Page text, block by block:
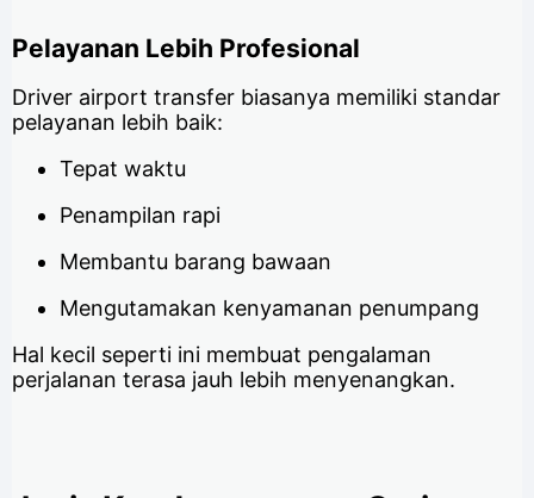
Pelayanan Lebih Profesional
Driver airport transfer biasanya memiliki standar
pelayanan lebih baik:
Tepat waktu
Penampilan rapi
Membantu barang bawaan
Mengutamakan kenyamanan penumpang
Hal kecil seperti ini membuat pengalaman
perjalanan terasa jauh lebih menyenangkan.